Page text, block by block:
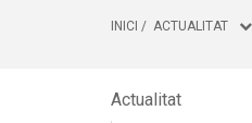
INICI / ACTUALITAT
Actualitat